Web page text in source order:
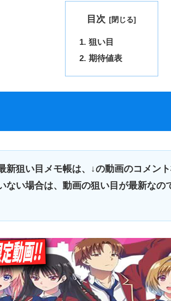
目次
狙い目
期待値表
新狙い目メモ帳は、↓の動画のコメント
ない場合は、動画の狙い目が最新なの